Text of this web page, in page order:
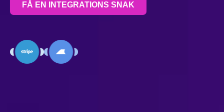
FÅ EN INTEGRATIONS SNAK